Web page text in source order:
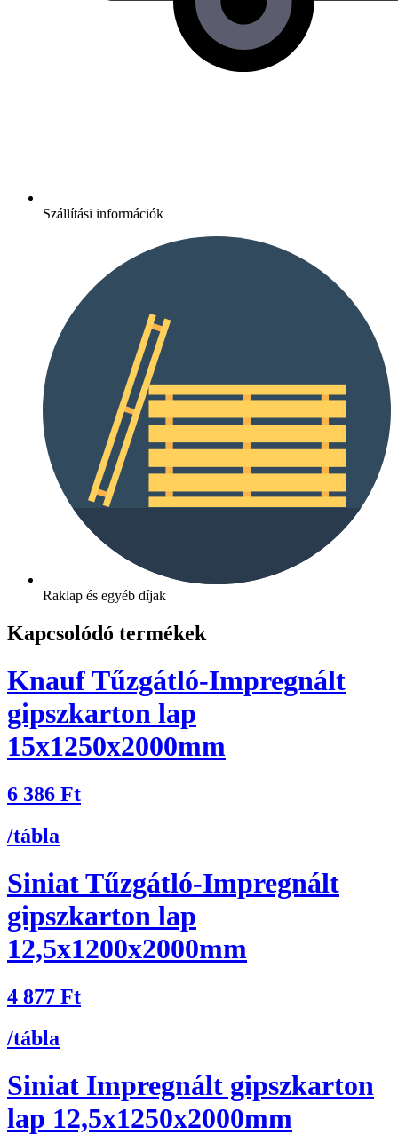
Szállítási információk
Raklap és egyéb díjak
Kapcsolódó termékek
Knauf Tűzgátló-Impregnált
gipszkarton lap
15x1250x2000mm
6 386 Ft
/tábla
Siniat Tűzgátló-Impregnált
gipszkarton lap
12,5x1200x2000mm
4 877 Ft
/tábla
Siniat Impregnált gipszkarton
lap 12,5x1250x2000mm